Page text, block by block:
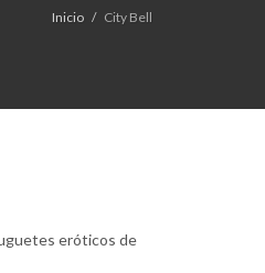
Inicio City Bell
eróticos de